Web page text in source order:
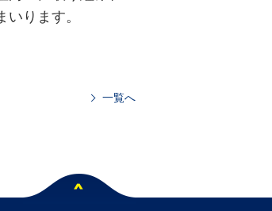
ります。
一覧へ